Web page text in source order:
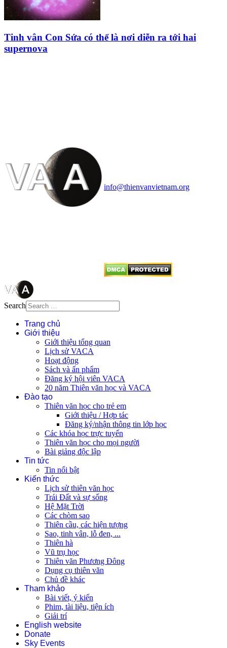
Tinh vân Con Sứa có thể là nơi diễn ra tới hai
supernova
info@thienvanvietnam.org
Search
Trang chủ
Giới thiệu
Giới thiệu tổng quan
Lịch sử VACA
Hoạt động
Sách và ấn phẩm
Đăng ký hội viên VACA
20 năm Thiên văn học và VACA
Đào tạo
Thiên văn học cho trẻ em
Giới thiệu / Hợp tác
Đăng ký/nhận thông tin lớp học
Các khóa học trực tuyến
Thiên văn học cho mọi người
Bài giảng độc lập
Tin tức
Tin nổi bật
Kiến thức
Lịch sử thiên văn học
Trái Đất và sự sống
Hệ Mặt Trời
Các chòm sao
Thiên cầu, các hiện tượng
Sao, tinh vân, lỗ đen, ...
Thiên hà
Vũ trụ học
Thiên văn Phương Đông
Dụng cụ thiên văn
Chủ đề khác
Tham khảo
Bài viết, ý kiến
Phim, tài liệu, tiện ích
Giải trí
English website
Donate
Sky Events